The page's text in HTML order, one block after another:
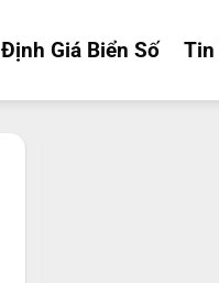
Định Giá Biển Số